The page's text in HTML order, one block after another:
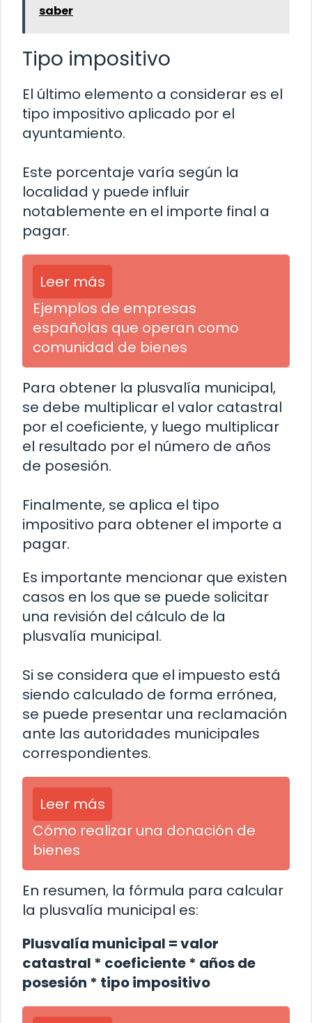
saber
Tipo impositivo
El último elemento a considerar es el
tipo impositivo aplicado por el
ayuntamiento.
Este porcentaje varía según la
localidad y puede influir
notablemente en el importe final a
pagar.
Leer más
Ejemplos de empresas
españolas que operan como
comunidad de bienes
Para obtener la plusvalía municipal,
se debe multiplicar el valor catastral
por el coeficiente, y luego multiplicar
el resultado por el número de años
de posesión.
Finalmente, se aplica el tipo
impositivo para obtener el importe a
pagar.
Es importante mencionar que existen
casos en los que se puede solicitar
una revisión del cálculo de la
plusvalía municipal.
Si se considera que el impuesto está
siendo calculado de forma errónea,
se puede presentar una reclamación
ante las autoridades municipales
correspondientes.
Leer más
Cómo realizar una donación de
bienes
En resumen, la fórmula para calcular
la plusvalía municipal es:
Plusvalía municipal = valor
catastral * coeficiente * años de
posesión * tipo impositivo